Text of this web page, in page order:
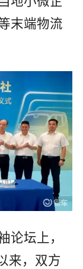
末端物流
论坛上，
来，双方